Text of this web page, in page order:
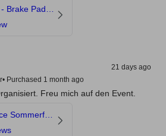
21 days ago
• Purchased 1 month ago
Freu mich auf den Event.